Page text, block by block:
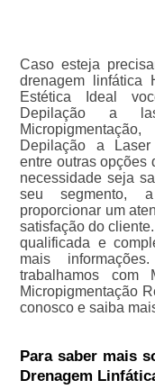
Caso esteja
drenagem linfática
Estética Ideal
Depilação a
Depilação a
entre outras opções
necessidade seja
seu segmento,
proporcionar um
satisfação do
qualificada e
mais
trabalhamos com
Micropigmentação
conosco e saiba
Para saber mais
Drenagem